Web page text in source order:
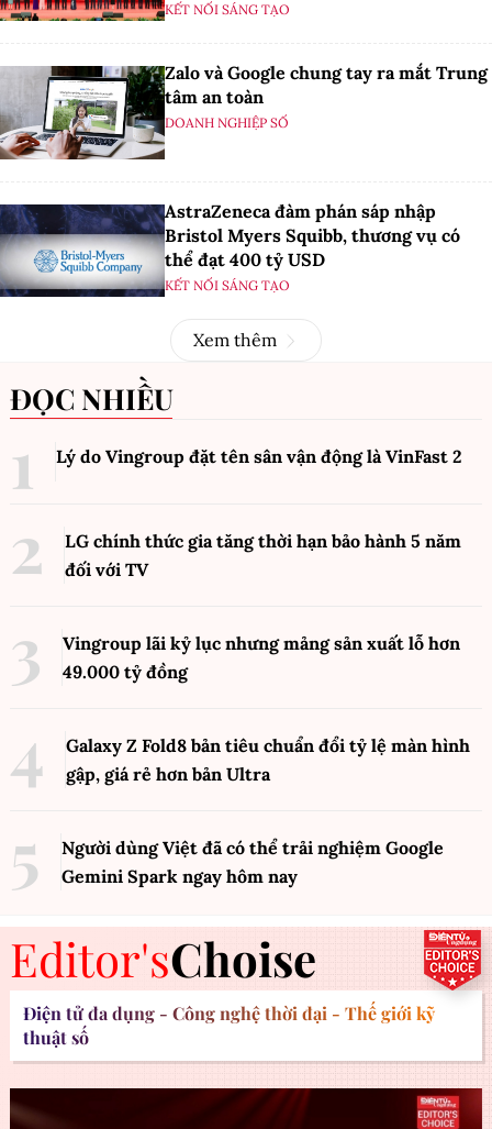
KẾT NỐI SÁNG TẠO
Zalo và Google chung tay ra mắt Trung
tâm an toàn
DOANH NGHIỆP SỐ
AstraZeneca đàm phán sáp nhập
Bristol Myers Squibb, thương vụ có
thể đạt 400 tỷ USD
KẾT NỐI SÁNG TẠO
Xem thêm
ĐỌC NHIỀU
Lý do Vingroup đặt tên sân vận động là VinFast 2
LG chính thức gia tăng thời hạn bảo hành 5 năm
đối với TV
Vingroup lãi kỷ lục nhưng mảng sản xuất lỗ hơn
49.000 tỷ đồng
Galaxy Z Fold8 bản tiêu chuẩn đổi tỷ lệ màn hình
gập, giá rẻ hơn bản Ultra
Người dùng Việt đã có thể trải nghiệm Google
Gemini Spark ngay hôm nay
Editor'sChoise
Điện tử đa dụng - Công nghệ thời đại - Thế giới kỹ
thuật số